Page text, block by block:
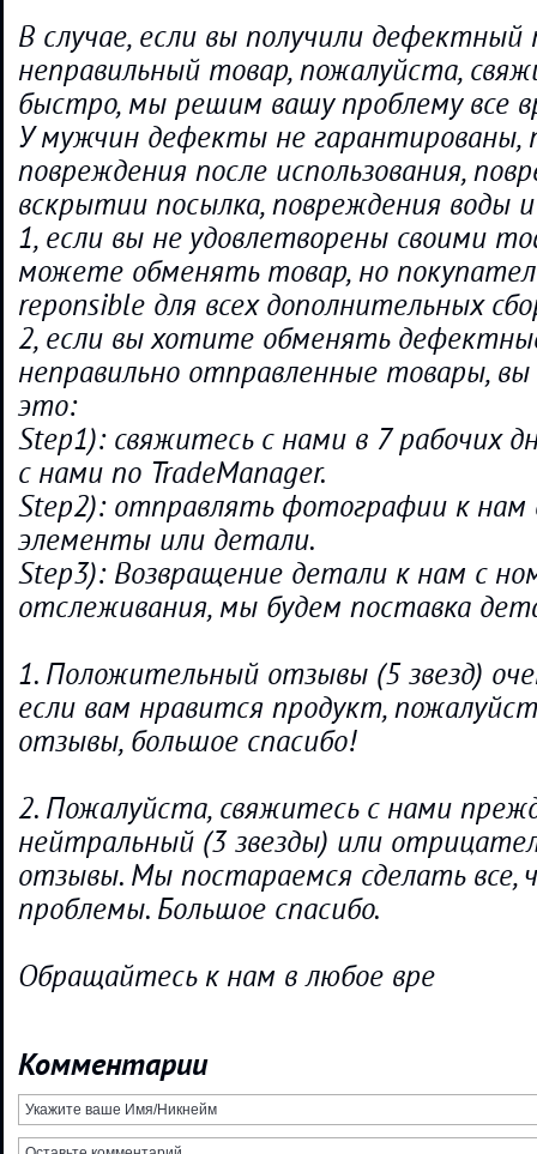
В случае, если вы получили дефектный
неправильный товар, пожалуйста,
быстро, мы решим вашу проблему все
У мужчин дефекты не гарантированы,
повреждения после использования,
вскрытии посылка, повреждения воды
1, если вы не удовлетворены своими
можете обменять товар, но
reponsible для всех дополнительных
2, если вы хотите обменять
неправильно отправленные товары,
это:
Step1): свяжитесь с нами в 7 рабочих
с нами по TradeManager.
Step2): отправлять фотографии к нам
элементы или детали.
Step3): Возвращение детали к нам с
отслеживания, мы будем поставка
1. Положительный отзывы (5 звезд)
если вам нравится продукт,
отзывы, большое спасибо!
2. Пожалуйста, свяжитесь с нами
нейтральный (3 звезды) или
отзывы. Мы постараемся сделать
проблемы. Большое спасибо.
Обращайтесь к нам в любое вре
Комментарии